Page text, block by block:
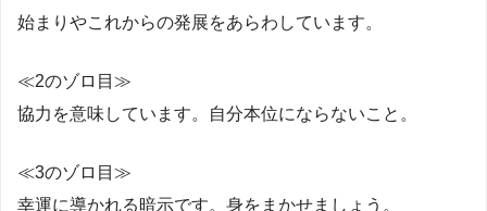
始まりやこれからの発展をあらわしています。
≪2のゾロ目≫
協力を意味しています。自分本位にならないこと。
≪3のゾロ目≫
幸運に導かれる暗示です。身をまかせましょう。